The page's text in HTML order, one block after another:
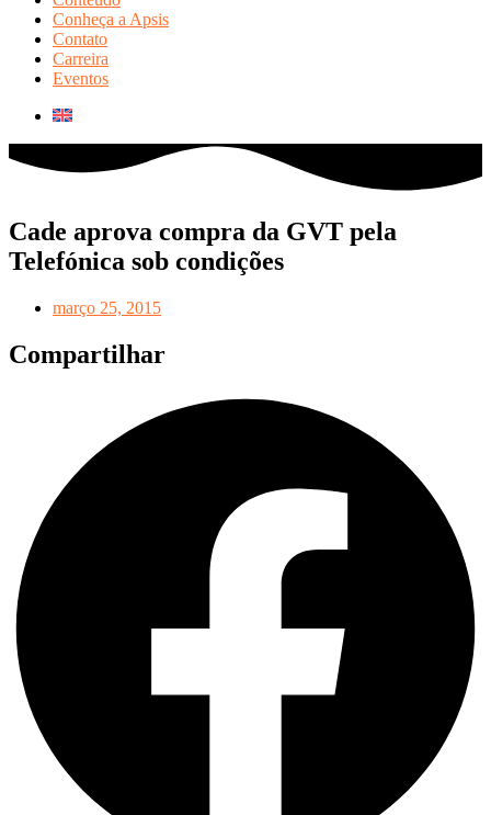
Conheça a Apsis
Contato
Carreira
Eventos
Cade aprova compra da GVT pela
Telefónica sob condições
março 25, 2015
Compartilhar